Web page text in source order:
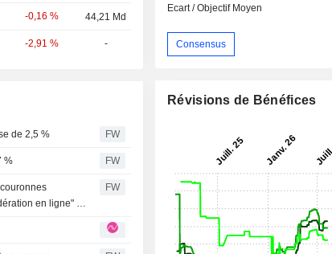
-0,16 % 44,21 Md
-2,91 % -
de 2,5 % FW
% FW
en ligne" -
FW
Ecart / Objectif Moyen
Consensus
Révisions de Bénéfices